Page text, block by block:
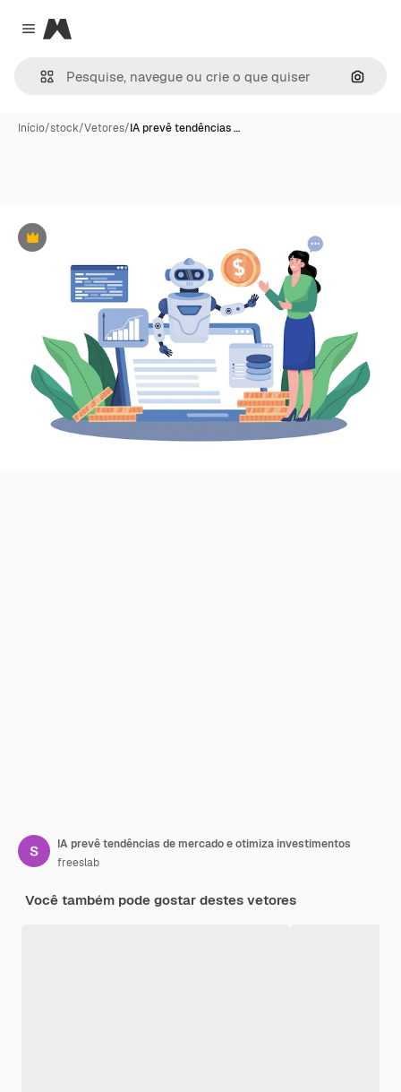
Close menu
Magnific
Início/stock/Vetores/IA prevê tendências …
Premium
IA prevê tendências de mercado e otimiza investimentos
freeslab
Você também pode gostar destes vetores